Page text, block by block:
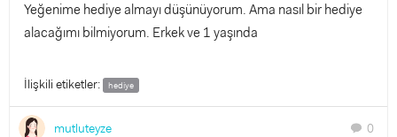
Yeğenime hediye almayı düşünüyorum. Ama nasıl bir hediye
alacağımı bilmiyorum. Erkek ve 1 yaşında
İlişkili etiketler: hediye
mutluteyze chat 0